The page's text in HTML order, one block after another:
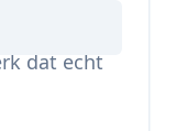
dat echt